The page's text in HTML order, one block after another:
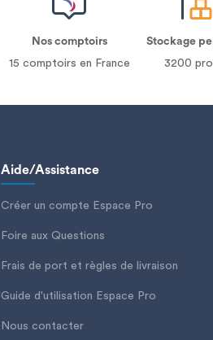
Nos comptoirs
15 comptoirs en France
Stockage
3200
Aide/Assistance
Créer un compte Espace Pro
Foire aux Questions
Frais de port et règles de livraison
Guide d'utilisation Espace Pro
Nous contacter